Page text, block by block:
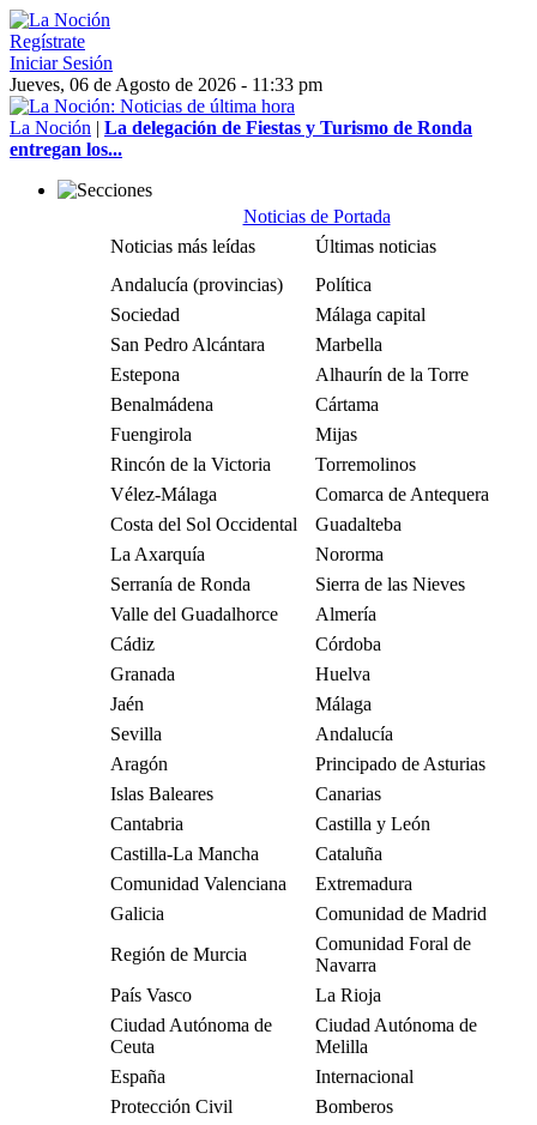
Regístrate
Iniciar Sesión
Jueves, 06 de Agosto de 2026 - 11:33 pm
La Noción | La delegación de Fiestas y Turismo de Ronda
entregan los...
Noticias de Portada
Noticias más leídas
Últimas noticias
Andalucía (provincias)
Política
Sociedad
Málaga capital
San Pedro Alcántara
Marbella
Estepona
Alhaurín de la Torre
Benalmádena
Cártama
Fuengirola
Mijas
Rincón de la Victoria
Torremolinos
Vélez-Málaga
Comarca de Antequera
Costa del Sol Occidental
Guadalteba
La Axarquía
Nororma
Serranía de Ronda
Sierra de las Nieves
Valle del Guadalhorce
Almería
Cádiz
Córdoba
Granada
Huelva
Jaén
Málaga
Sevilla
Andalucía
Aragón
Principado de Asturias
Islas Baleares
Canarias
Cantabria
Castilla y León
Castilla-La Mancha
Cataluña
Comunidad Valenciana
Extremadura
Galicia
Comunidad de Madrid
Región de Murcia
Comunidad Foral de
Navarra
País Vasco
La Rioja
Ciudad Autónoma de
Ceuta
Ciudad Autónoma de
Melilla
España
Internacional
Protección Civil
Bomberos